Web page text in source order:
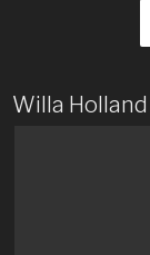
Willa Holland